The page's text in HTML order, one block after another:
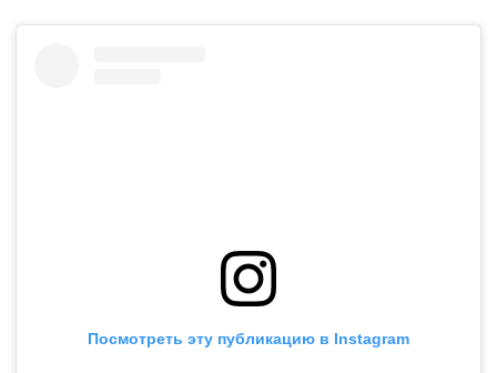
Посмотреть эту публикацию в Instagram